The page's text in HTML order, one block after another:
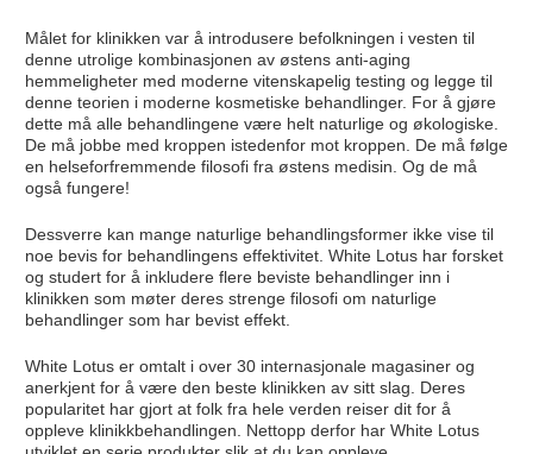
Målet for klinikken var å introdusere befolkningen i vesten til
denne utrolige kombinasjonen av østens anti-aging
hemmeligheter med moderne vitenskapelig testing og legge til
denne teorien i moderne kosmetiske behandlinger. For å gjøre
dette må alle behandlingene være helt naturlige og økologiske.
De må jobbe med kroppen istedenfor mot kroppen. De må følge
en helseforfremmende filosofi fra østens medisin. Og de må
også fungere!
Dessverre kan mange naturlige behandlingsformer ikke vise til
noe bevis for behandlingens effektivitet. White Lotus har forsket
og studert for å inkludere flere beviste behandlinger inn i
klinikken som møter deres strenge filosofi om naturlige
behandlinger som har bevist effekt.
White Lotus er omtalt i over 30 internasjonale magasiner og
anerkjent for å være den beste klinikken av sitt slag. Deres
popularitet har gjort at folk fra hele verden reiser dit for å
oppleve klinikkbehandlingen. Nettopp derfor har White Lotus